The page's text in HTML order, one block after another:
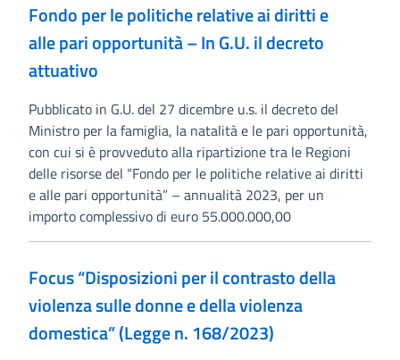
Fondo per le politiche relative ai diritti e
alle pari opportunità – In G.U. il decreto
attuativo
Pubblicato in G.U. del 27 dicembre u.s. il decreto del
Ministro per la famiglia, la natalità e le pari opportunità,
con cui si è provveduto alla ripartizione tra le Regioni
delle risorse del “Fondo per le politiche relative ai diritti
e alle pari opportunità” – annualità 2023, per un
importo complessivo di euro 55.000.000,00
Focus “Disposizioni per il contrasto della
violenza sulle donne e della violenza
domestica” (Legge n. 168/2023)